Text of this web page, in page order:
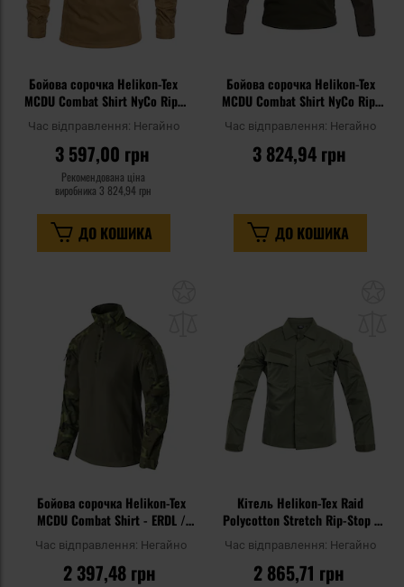
Бойова сорочка Helikon-Tex
MCDU Combat Shirt NyCo Rip-
Stop - Coyote
Час відправлення: Негайно
3 597,00 грн
Рекомендована ціна
виробника 3 824,94 грн
ДО КОШИКА
Бойова сорочка Helikon-Tex
MCDU Combat Shirt NyCo Rip-
Stop - RAL 7013
Час відправлення: Негайно
3 824,94 грн
ДО КОШИКА
уподобань
Бойова сорочка Helikon-Tex
MCDU Combat Shirt - ERDL /
Час відправлення: Негайно
2 397,48 грн
Кітель Helikon-Tex Raid
Polycotton Stretch Rip-Stop -
Час відправлення: Негайно
2 865,71 грн